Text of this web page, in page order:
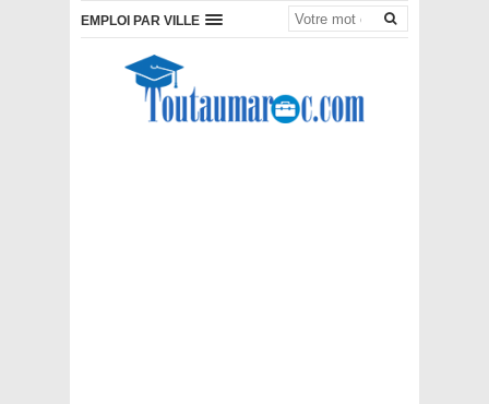
EMPLOI PAR VILLE